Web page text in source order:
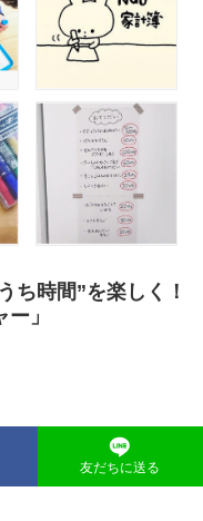
ち時間”を楽しく！
」
友だちに送る